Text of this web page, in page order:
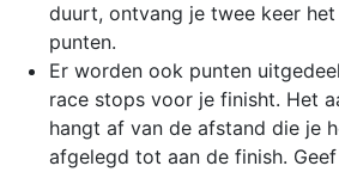
duurt, ontvang je twee keer
punten.
Er worden ook punten
race stops voor je finisht. Het
hangt af van de afstand die je
afgelegd tot aan de finish.